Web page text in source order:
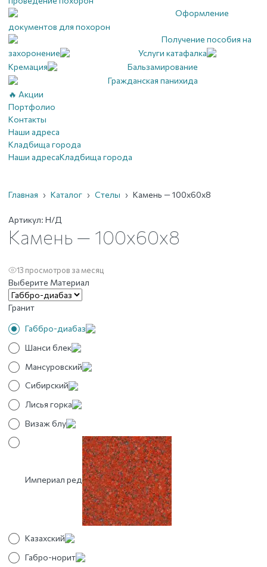
Оформление
документов для похорон
Получение пособия на
захоронение
Услуги катафалка
Кремация
Бальзамирование
Гражданская панихида
🔥 Акции
Портфолио
Контакты
Наши адреса
Кладбища города
Наши адресаКладбища города
Главная › Каталог › Стелы › Камень — 100х60х8
Артикул: Н/Д
Камень — 100х60х8
13 просмотров за месяц
Выберите Материал
Гранит
Габбро-диабаз
Шанси блек
Мансуровский
Сибирский
Лисья горка
Визаж блу
Империал ред
Казахский
Габро-норит